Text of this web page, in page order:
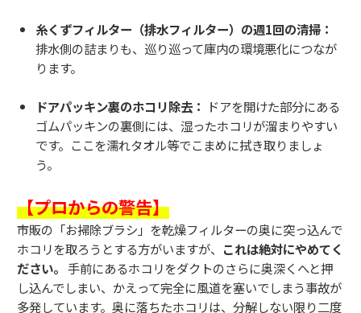
糸くずフィルター（排水フィルター）の週1回の清掃：
排水側の詰まりも、巡り巡って庫内の環境悪化につなが
ります。
ドアパッキン裏のホコリ除去： ドアを開けた部分にある
ゴムパッキンの裏側には、湿ったホコリが溜まりやすい
です。ここを濡れタオル等でこまめに拭き取りましょ
う。
【プロからの警告】
市販の「お掃除ブラシ」を乾燥フィルターの奥に突っ込んで
ホコリを取ろうとする方がいますが、 これは絶対にやめてく
ださい。 手前にあるホコリをダクトのさらに奥深くへと押
し込んでしまい、かえって完全に風道を塞いでしまう事故が
多発しています。奥に落ちたホコリは、分解しない限り二度